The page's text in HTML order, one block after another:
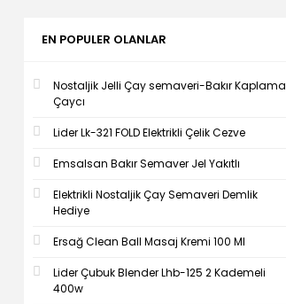
EN POPULER OLANLAR
Nostaljik Jelli Çay semaveri-Bakır Kaplama
Çaycı
Lider Lk-321 FOLD Elektrikli Çelik Cezve
Emsalsan Bakır Semaver Jel Yakıtlı
Elektrikli Nostaljik Çay Semaveri Demlik
Hediye
Ersağ Clean Ball Masaj Kremi 100 Ml
Lider Çubuk Blender Lhb-125 2 Kademeli
400w